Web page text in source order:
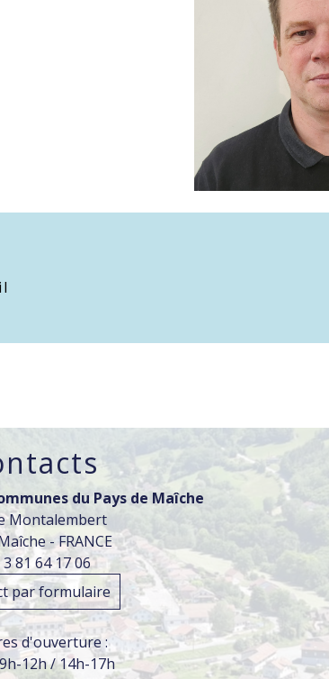
du Pays de Maîche
Montalembert
- FRANCE
81 64 17 06
par formulaire
d'ouverture :
12h / 14h-17h